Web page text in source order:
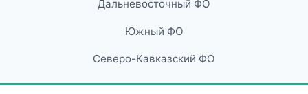
Дальневосточный ФО
Южный ФО
Северо-Кавказский ФО